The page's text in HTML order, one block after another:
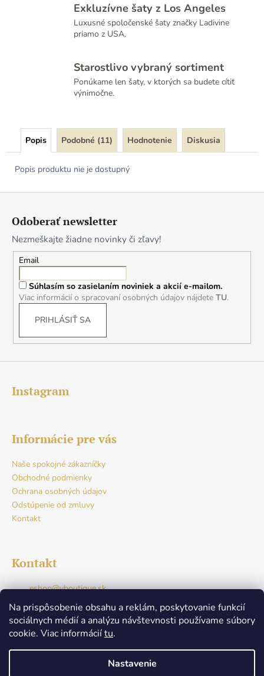
Na prispôsobenie obsahu a reklám, poskytovanie funkcií
sociálnych médií a analýzu návštevnosti používame súbory
cookie. Viac informáciítu.
Nastavenie
Nenašli ste svoju veľkosť? Žiadny problém! Napíšte nám,
Exkluzívne šaty z Los Angeles
Luxusné spoločenské šaty značky Ladivine
priamo z USA.
Starostlivo vybraný sortiment
Ponúkame len šaty, v ktorých sa budete cítiť
výnimočne.
Popis Podobné (11) Hodnotenie Diskusia
Popis produktu nie je dostupný
Odoberať newsletter
Nezmeškajte žiadne novinky či zľavy!
Email
Súhlasím so zasielaním noviniek a akcií e-mailom.
Viac informácií o spracovaní osobných údajov nájdete TU.
PRIHLÁSIŤ SA
Instagram
Informácie pre vás
Naše spokojné zákazníčky
Obchodné podmienky
Ochrana osobných údajov
Odstúpenie od zmluvy
Kontakt
Kontakt
eshop@vboutique.sk
+421917765941
Facebook
v.boutique.dunajskastreda